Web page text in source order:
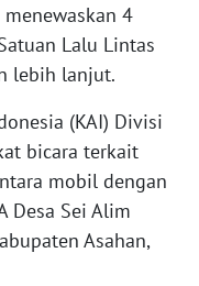
4
Lalu Lintas
lebih lanjut.
(KAI) Divisi
bicara terkait
mobil dengan
Desa Sei Alim
Asahan,